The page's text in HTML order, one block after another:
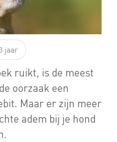
jaar
ruikt, is de meest
oorzaak een
Maar er zijn meer
adem bij je hond